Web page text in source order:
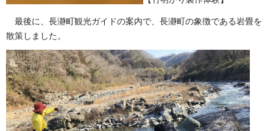
最後に、長瀞町観光ガイドの案内で、長瀞町の象徴である岩畳を
散策しました。